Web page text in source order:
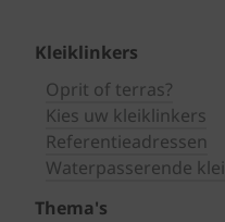
Kleiklinkers
Oprit of terras?
Kies uw kleiklinkers
Referentieadressen
Waterpasserende
Thema's